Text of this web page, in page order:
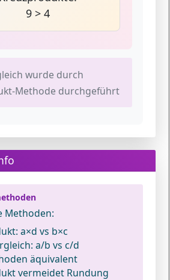
9 > 4
wurde durch
Methode durchgeführt
Methoden:
a×d vs b×c
a/b vs c/d
äquivalent
vermeidet Rundung